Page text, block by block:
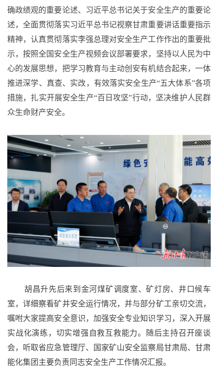
确政绩观的重要论述、习近平总书记关于安全生产的重要论
述，全面贯彻落实习近平总书记视察甘肃重要讲话重要指示
精神，认真贯彻落实李强总理对安全生产工作作出的重要批
示，按照全国安全生产视频会议部署要求，坚持以人民为中
心的发展思想，把学习教育与主动创安有机结合起来，一体
推进深学、真查、实改，有效落实安全生产“五大体系”各项
措施，扎实开展安全生产“百日攻坚”行动，坚决维护人民群
众生命财产安全。
胡昌升先后来到金河煤矿调度室、矿灯房、井口候车
室，详细察看矿井安全运行情况，并与部分矿工亲切交流，
嘱咐大家提高安全意识，加强安全专业知识学习，深入开展
实战化演练，切实增强自救互救能力。随后主持召开座谈
会，听取省应急管理厅、国家矿山安全监察局甘肃局、甘肃
能化集团主要负责同志安全生产工作情况汇报。